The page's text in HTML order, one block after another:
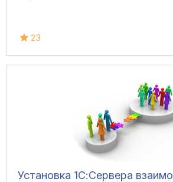
23
Установка 1С:Сервера